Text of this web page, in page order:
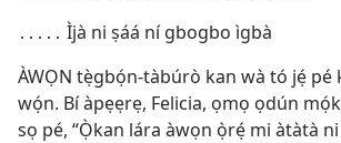
․․․․․ Ìjà ni ṣáá ní gbogbo ìgbà
ÀWỌN tẹ̀gbọ́n-tàbúrò kan wà tó jẹ́ pé
wọ́n. Bí àpẹẹrẹ, Felicia, ọmọ ọdún
sọ pé, “Ọ̀kan lára àwọn ọ̀rẹ́ mi àtàtà